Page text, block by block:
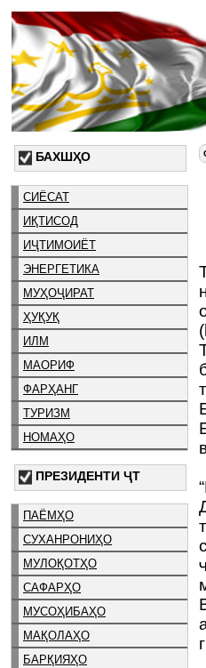
БАХШҲО
СИЁСАТ
ИҚТИСОД
ИҶТИМОИЁТ
ЭНЕРГЕТИКА
МУҲОҶИРАТ
ҲУҚУҚ
ИЛМ
МАОРИФ
ФАРҲАНГ
ТУРИЗМ
НОМАҲО
ПРЕЗИДЕНТИ ҶТ
ПАЁМҲО
СУХАНРОНИҲО
МУЛОҚОТҲО
САФАРҲО
МУСОҲИБАҲО
МАҚОЛАҲО
БАРҚИЯҲО